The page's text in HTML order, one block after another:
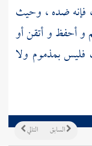
فإنه ضده ، وحيث
و أحفظ و أتقن أو
فليس بمذموم ولا
التالي السابق